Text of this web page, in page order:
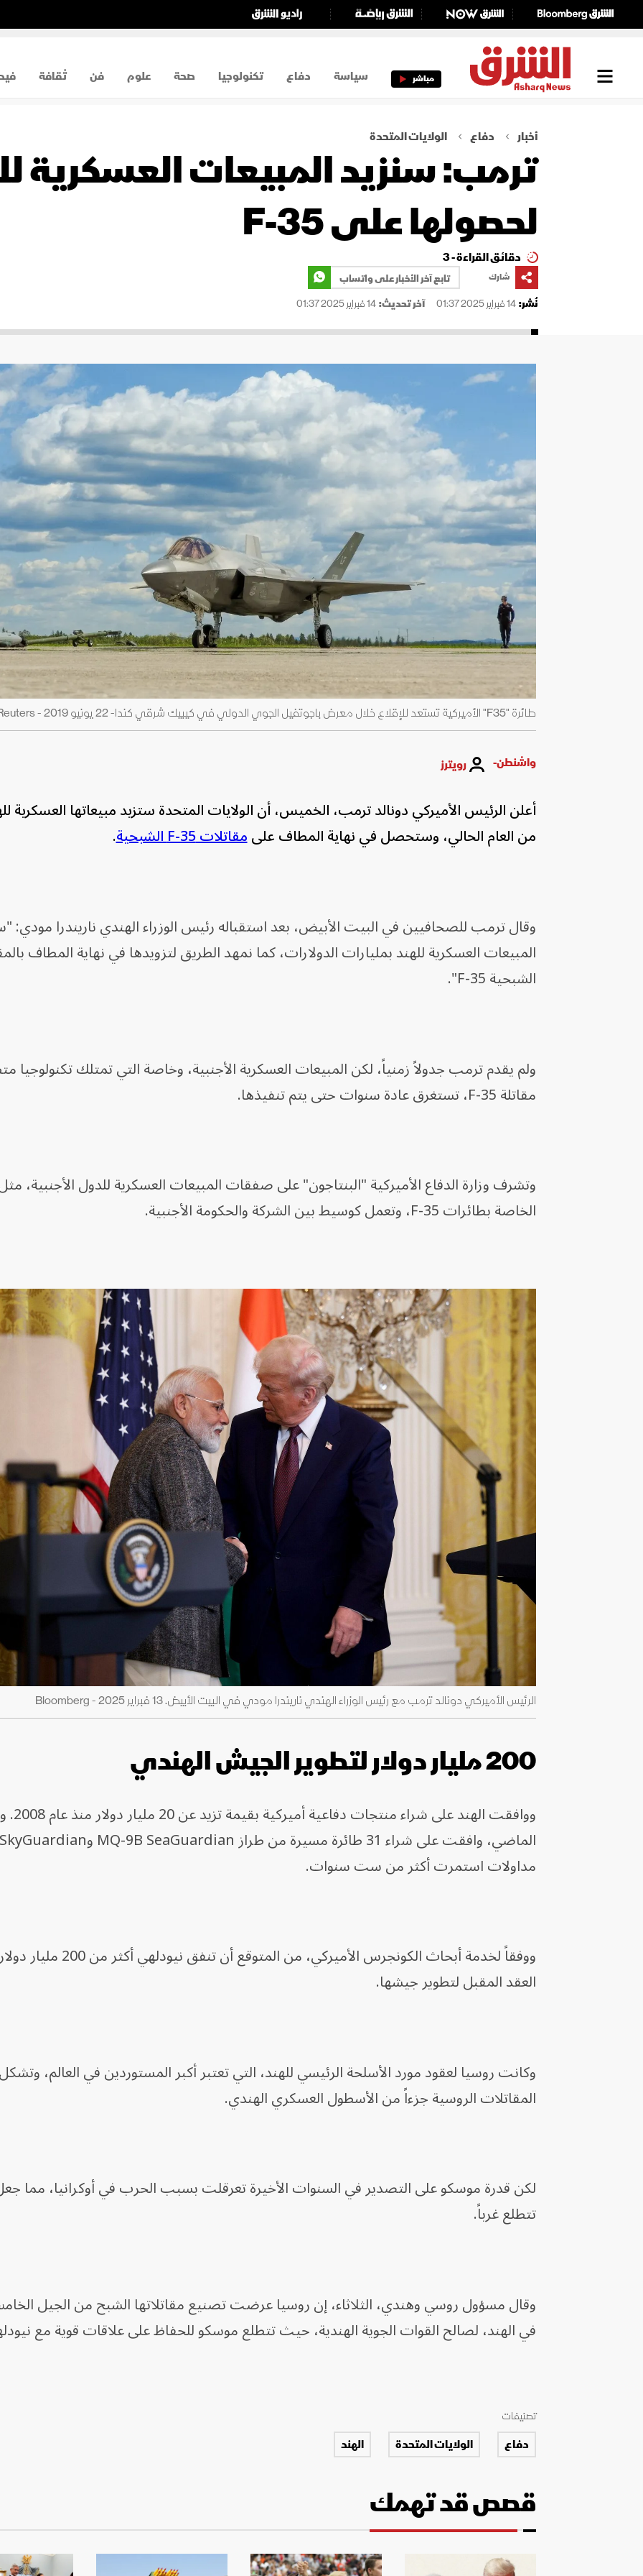
مباشر سياسة دفاع تكنولوجيا صحة علوم فن ثقافة
أخبار دفاع الولايات المتحدة
ترمب: سنزيد المبيعات العسكرية
لحصولها على F-35
دقائق القراءة - 3
شارك
تابع آخر الأخبار على واتساب
نُشر:14 فبراير 2025 01:37 آخر تحديث:14 فبراير 2025 01:37
طائرة "F35" الأميركية تستعد للإقلاع خلال معرض باجوتفيل الجوي الدولي في كيبيك شرقي كندا- 22 يونيو 2019 - Reuters
واشنطن- رويترز
أعلن الرئيس الأميركي دونالد ترمب، الخميس، أن الولايات المتحدة ستزيد مبيعاتها العسكرية
من العام الحالي، وستحصل في نهاية المطاف علىمقاتلات F-35 الشبحية .
وقال ترمب للصحافيين في البيت الأبيض، بعد استقباله رئيس الوزراء الهندي ناريندرا مودي:
المبيعات العسكرية للهند بمليارات الدولارات، كما نمهد الطريق لتزويدها في نهاية المطاف
الشبحية F-35".
ولم يقدم ترمب جدولاً زمنياً، لكن المبيعات العسكرية الأجنبية، وخاصة التي تمتلك تكنولوجيا
مقاتلة F-35، تستغرق عادة سنوات حتى يتم تنفيذها.
وتشرف وزارة الدفاع الأميركية "البنتاجون" على صفقات المبيعات العسكرية للدول الأجنبية،
الخاصة بطائرات F-35، وتعمل كوسيط بين الشركة والحكومة الأجنبية.
الرئيس الأميركي دونالد ترمب مع رئيس الوزراء الهندي ناريندرا مودي في البيت الأبيض. 13 فبراير 2025 - Bloomberg
200 مليار دولار لتطوير الجيش الهندي
ووافقت
مداولات استمرت أكثر من ست سنوات.
ووفقاً لخدمة أبحاث الكونجرس الأميركي، من
العقد المقبل لتطوير جيشها.
وكانت روسيا لعقود مورد الأسلحة الرئيسي للهند، التي تعتبر أكبر المستوردين في العالم، وتشكل
المقاتلات الروسية جزءاً من الأسطول العسكري الهندي.
لكن قدرة موسكو على التصدير في السنوات الأخيرة تعرقلت بسبب الحرب في أوكرانيا، مما
تتطلع غرباً.
في الهند، لصالح القوات الجوية الهندية، حيث تتطلع موسكو للحفاظ على علاقات قوية مع
تصنيفات
دفاع الولايات المتحدة الهند
قصص قد تهمك